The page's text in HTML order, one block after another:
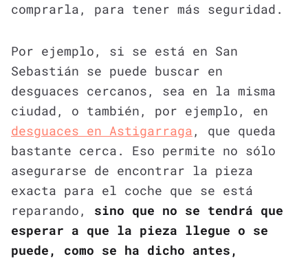
comprarla, para tener más seguridad.
Por ejemplo, si se está en San
Sebastián se puede buscar en
desguaces cercanos, sea en la misma
ciudad, o también, por ejemplo, en
desguaces en Astigarraga , que queda
bastante cerca. Eso permite no sólo
asegurarse de encontrar la pieza
exacta para el coche que se está
reparando, sino que no se tendrá que
esperar a que la pieza llegue o se
puede, como se ha dicho antes,